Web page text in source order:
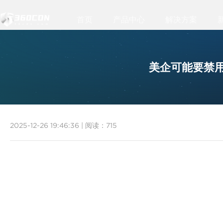
美企可能要禁
2025-12-26 19:46:36 阅读： 715